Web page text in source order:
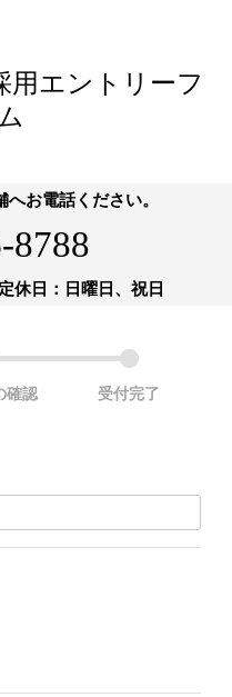
用エントリーフ
お電話ください。
8788
休日：日曜日、祝日
確認 受付完了